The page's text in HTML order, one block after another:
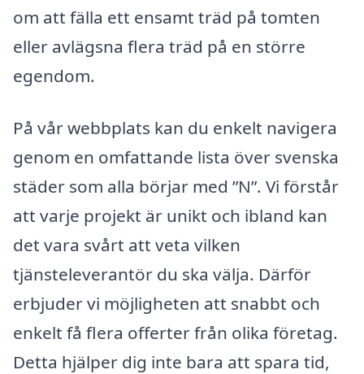
om att fälla ett ensamt träd på tomten
eller avlägsna flera träd på en större
egendom.
På vår webbplats kan du enkelt navigera
genom en omfattande lista över svenska
städer som alla börjar med ”N”. Vi förstår
att varje projekt är unikt och ibland kan
det vara svårt att veta vilken
tjänsteleverantör du ska välja. Därför
erbjuder vi möjligheten att snabbt och
enkelt få flera offerter från olika företag.
Detta hjälper dig inte bara att spara tid,